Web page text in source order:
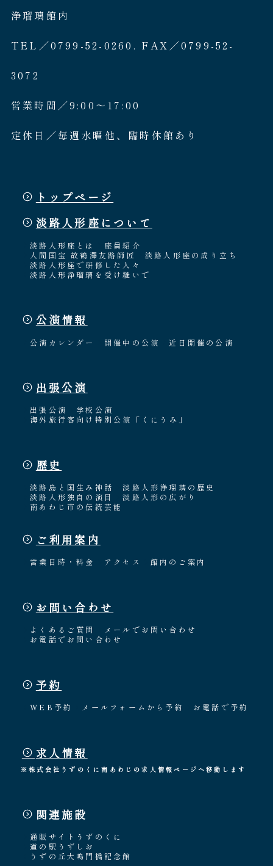
浄瑠璃館内
TEL／0799-52-0260. FAX／0799-52-
3072
営業時間／9:00〜17:00
定休日／毎週水曜他、臨時休館あり
トップページ
淡路人形座について
淡路人形座とは
座員紹介
人間国宝 故鶴澤友路師匠
淡路人形座の成り立ち
淡路人形座で研修した人々
淡路人形浄瑠璃を受け継いで
公演情報
公演カレンダー 開催中の公演 近日開催の公演
出張公演
出張公演
学校公演
海外旅行客向け特別公演「くにうみ」
歴史
淡路島と国生み神話
淡路人形浄瑠璃の歴史
淡路人形独自の演目
淡路人形の広がり
南あわじ市の伝統芸能
ご利用案内
営業日時・料金 アクセス 館内のご案内
お問い合わせ
よくあるご質問
メールでお問い合わせ
お電話でお問い合わせ
予約
WEB予約 メールフォームから予約 お電話で予約
求人情報
※株式会社うずのくに南あわじの求人情報ページへ移動します
関連施設
通販サイトうずのくに
道の駅うずしお
うずの丘大鳴門橋記念館